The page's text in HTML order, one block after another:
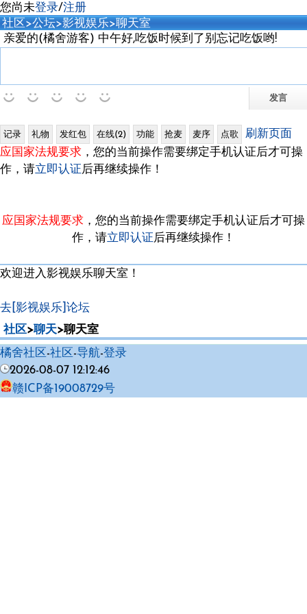
您尚未登录/注册
社区 >公坛>影视娱乐>聊天室
亲爱的(橘舍游客) 中午好,吃饭时候到了别忘记吃饭哟!
刷新页面
应国家法规要求 ，您的当前操作需要绑定手机认证后才可操
作，请立即认证后再继续操作！
应国家法规要求 ，您的当前操作需要绑定手机认证后才可操
作，请立即认证后再继续操作！
欢迎进入影视娱乐聊天室！
去[影视娱乐]论坛
社区>聊天>聊天室
橘舍社区 -社区 -导航-登录
2026-08-07 12:12:46
赣ICP备19008729号